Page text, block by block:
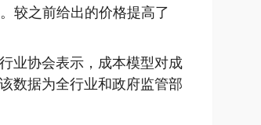
较之前给出的价格提高了
业协会表示，成本模型对成
数据为全行业和政府监管部